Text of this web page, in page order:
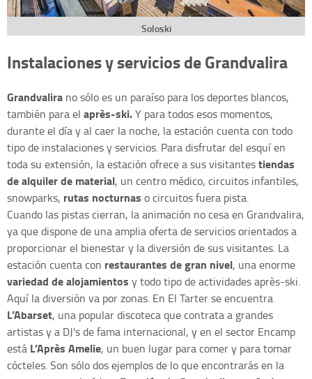
Soloski
Instalaciones y servicios de Grandvalira
Grandvalira no sólo es un paraíso para los deportes blancos,
también para el après-ski.Y para todos esos momentos,
durante el día y al caer la noche, la estación cuenta con todo
tipo de instalaciones y servicios. Para disfrutar del esquí en
toda su extensión, la estación ofrece a sus visitantestiendas
de alquiler de material, un centro médico, circuitos infantiles,
snowparks, rutas nocturnas o circuitos fuera pista.
Cuando las pistas cierran, la animación no cesa en Grandvalira,
ya que dispone de una amplia oferta de servicios orientados a
proporcionar el bienestar y la diversión de sus visitantes. La
estación cuenta con restaurantes de gran nivel, una enorme
variedad de alojamientos y todo tipo de actividades après-ski.
Aquí la diversión va por zonas. En El Tarter se encuentra
L’Abarset, una popular discoteca que contrata a grandes
artistas y a DJ's de fama internacional, y en el sector Encamp
está L’Après Amelie, un buen lugar para comer y para tomar
cócteles. Son sólo dos ejemplos de lo que encontrarás en la